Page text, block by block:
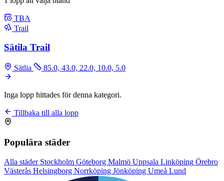
TBA
Trail
Sätila Trail
Sätlia 85.0, 43.0, 22.0, 10.0, 5.0
Inga lopp hittades för denna kategori.
Tillbaka till alla lopp
Populära städer
Alla städer Stockholm Göteborg Malmö Uppsala Linköping Örebro
Västerås Helsingborg Norrköping Jönköping Umeå Lund